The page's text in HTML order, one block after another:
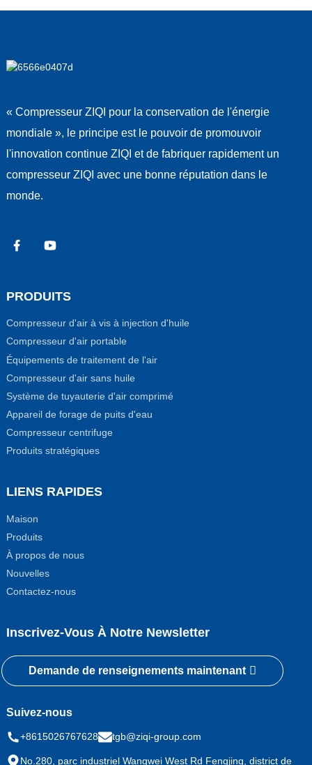
« Compresseur ZIQI pour la conservation de l'énergie
mondiale », le principe est le pouvoir de promouvoir
l'innovation continue ZIQI et de fabriquer rapidement un
compresseur ZIQI avec une bonne réputation dans le
monde.
PRODUITS
Compresseur d'air à vis à injection d'huile
Compresseur d'air portable
Équipements de traitement de l'air
Compresseur d'air sans huile
Système de tuyauterie d'air comprimé
Appareil de forage de puits d'eau
Compresseur centrifuge
Produits stratégiques
LIENS RAPIDES
Maison
Produits
À propos de nous
Nouvelles
Contactez-nous
Inscrivez-Vous À Notre Newsletter
Demande de renseignements maintenant
Suivez-nous
+8615026767628 tgb@ziqi-group.com
No.280, parc industriel Wangwei West Rd Fengjing, district de